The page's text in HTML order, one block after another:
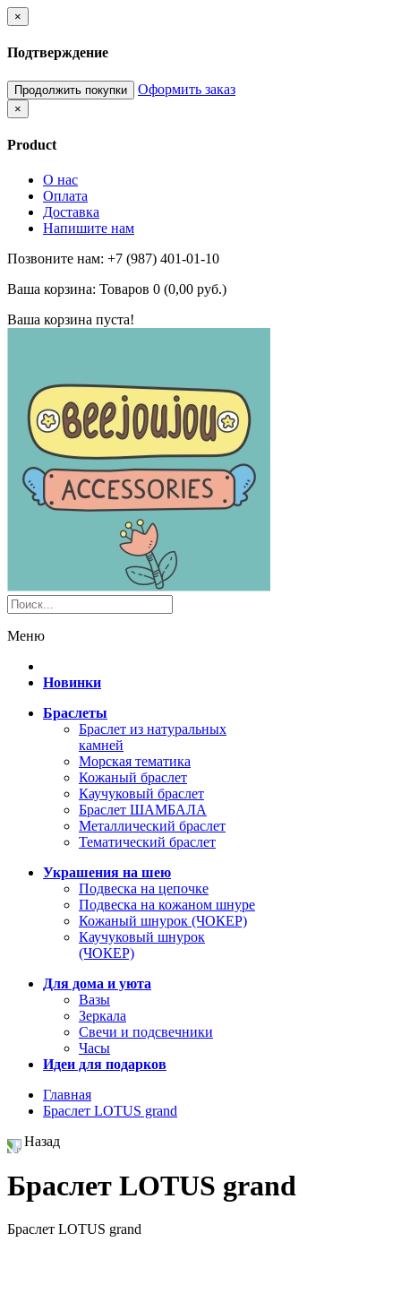
×
Подтверждение
Продолжить покупки Оформить заказ
×
Product
О нас
Оплата
Доставка
Напишите нам
Позвоните нам: +7 (987) 401-01-10
Ваша корзина: Товаров 0 (0,00 руб.)
Ваша корзина пуста!
Меню
Новинки
Браслеты
Браслет из натуральных
камней
Морская тематика
Кожаный браслет
Каучуковый браслет
Браслет ШАМБАЛА
Металлический браслет
Тематический браслет
Украшения на шею
Подвеска на цепочке
Подвеска на кожаном шнуре
Кожаный шнурок (ЧОКЕР)
Каучуковый шнурок
(ЧОКЕР)
Для дома и уюта
Вазы
Зеркала
Свечи и подсвечники
Часы
Идеи для подарков
Главная
Браслет LOTUS grand
Назад
Браслет LOTUS grand
Браслет LOTUS grand